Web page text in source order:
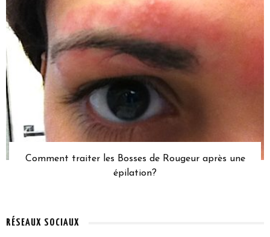
Comment traiter les Bosses de Rougeur après une
épilation?
RÉSEAUX SOCIAUX